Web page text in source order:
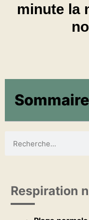
minute la
Sommaire
Respiration